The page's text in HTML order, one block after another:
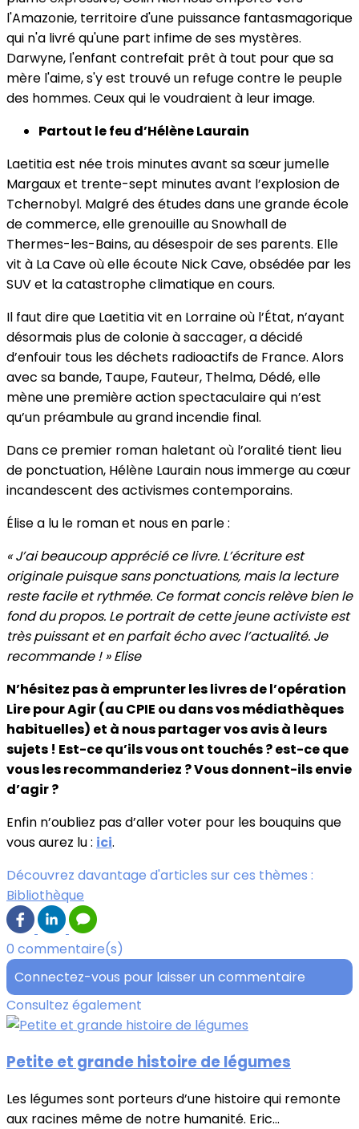
l'Amazonie, territoire d'une puissance fantasmagorique
qui n'a livré qu'une part infime de ses mystères.
Darwyne, l'enfant contrefait prêt à tout pour que sa
mère l'aime, s'y est trouvé un refuge contre le peuple
des hommes. Ceux qui le voudraient à leur image.
Partout le feu d’Hélène Laurain
Laetitia est née trois minutes avant sa sœur jumelle
Margaux et trente-sept minutes avant l’explosion de
Tchernobyl. Malgré des études dans une grande école
de commerce, elle grenouille au Snowhall de
Thermes-les-Bains, au désespoir de ses parents. Elle
vit à La Cave où elle écoute Nick Cave, obsédée par les
SUV et la catastrophe climatique en cours.
Il faut dire que Laetitia vit en Lorraine où l’État, n’ayant
désormais plus de colonie à saccager, a décidé
d’enfouir tous les déchets radioactifs de France. Alors
avec sa bande, Taupe, Fauteur, Thelma, Dédé, elle
mène une première action spectaculaire qui n’est
qu’un préambule au grand incendie final.
Dans ce premier roman haletant où l’oralité tient lieu
de ponctuation, Hélène Laurain nous immerge au cœur
incandescent des activismes contemporains.
Élise a lu le roman et nous en parle :
« J’ai beaucoup apprécié ce livre. L’écriture est
originale puisque sans ponctuations, mais la lecture
reste facile et rythmée. Ce format concis relève bien le
fond du propos. Le portrait de cette jeune activiste est
très puissant et en parfait écho avec l’actualité. Je
recommande ! » Elise
N’hésitez pas à emprunter les livres de l’opération
Lire pour Agir (au CPIE ou dans vos médiathèques
habituelles) et à nous partager vos avis à leurs
sujets ! Est-ce qu’ils vous ont touchés ? est-ce que
vous les recommanderiez ? Vous donnent-ils envie
d’agir ?
Enfin n’oubliez pas d’aller voter pour les bouquins que
vous aurez lu : ici.
Découvrez davantage d'articles sur ces thèmes :
Bibliothèque
0 commentaire(s)
Connectez-vous pour laisser un commentaire
Consultez également
Petite et grande histoire de légumes
Les légumes sont porteurs d’une histoire qui remonte
aux racines même de notre humanité. Eric...